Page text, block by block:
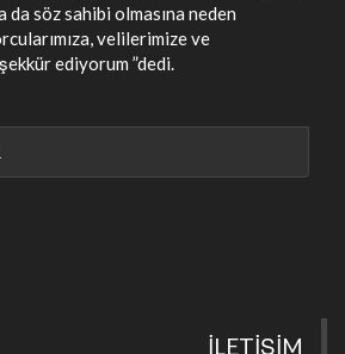
söz sahibi olmasına neden
velilerimize ve
ediyorum ”dedi.
İLETİŞİM